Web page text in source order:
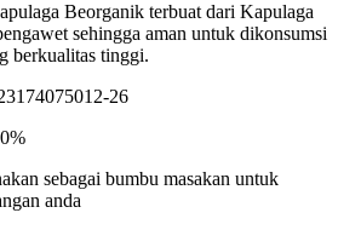
Beorganik terbuat dari Kapulaga
sehingga aman untuk dikonsumsi
berkualitas tinggi.
26
sebagai bumbu masakan untuk
anda